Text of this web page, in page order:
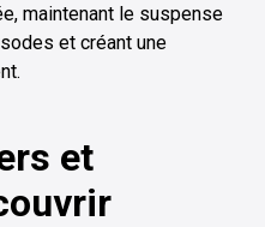
maintenant le suspense
et créant une
et